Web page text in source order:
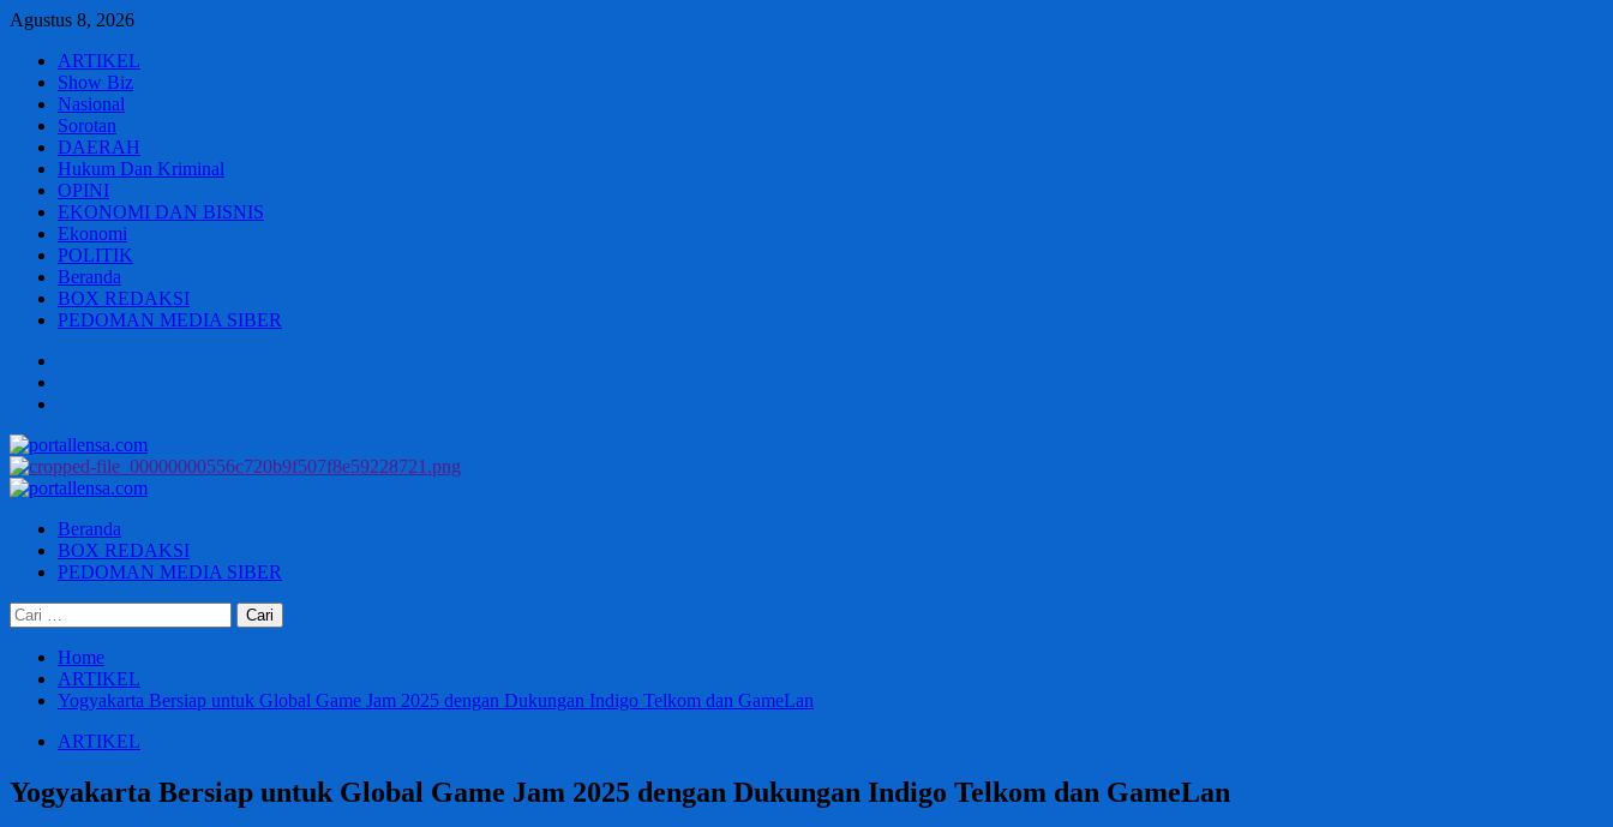
Skip
content
Agustus 8, 2026
ARTIKEL
Show Biz
Nasional
Sorotan
DAERAH
Hukum Dan Kriminal
OPINI
EKONOMI DAN BISNIS
Ekonomi
POLITIK
Beranda
BOX REDAKSI
PEDOMAN MEDIA SIBER
SIBER
Primary
Beranda
BOX REDAKSI
PEDOMAN MEDIA SIBER
Cari
untuk:
Home
ARTIKEL
Yogyakarta Bersiap untuk Global Game Jam 2025 dengan Dukungan Indigo Telkom dan GameLan
ARTIKEL
Yogyakarta Bersiap untuk Global Game Jam 2025 dengan Dukungan Indigo Telkom dan GameLan